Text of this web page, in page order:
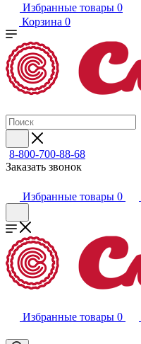
Избранные товары 0
Корзина 0
8-800-700-88-68
Заказать звонок
Избранные товары 0
Избранные товары 0